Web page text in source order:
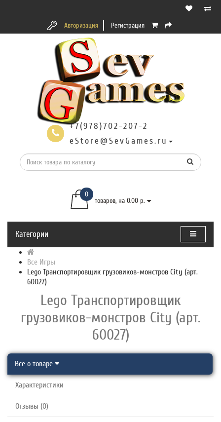
Авторизация Регистрация
+7(978)702-207-2
eStore@SevGames.ru
0
товаров, на 0.00 р.
Категории
Все Игры
Lego Транспортировщик грузовиков-монстров City (арт.
60027)
Lego Транспортировщик
грузовиков-монстров City (арт.
60027)
Все о товаре
Характеристики
Отзывы (0)